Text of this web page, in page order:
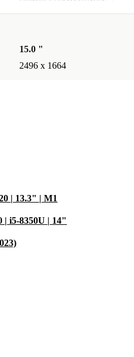
15.0 "
2496 x 1664
| 13.3" | M1
| i5-8350U | 14"